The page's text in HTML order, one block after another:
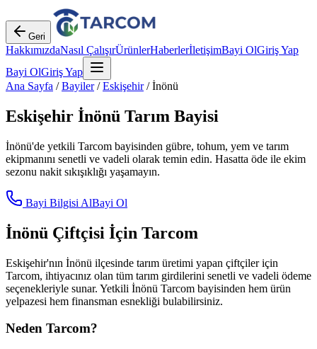
Geri
HakkımızdaNasıl ÇalışırÜrünlerHaberlerİletişimBayi OlGiriş Yap
Bayi OlGiriş Yap
Ana Sayfa /Bayiler/Eskişehir/İnönü
Eskişehir İnönü Tarım Bayisi
İnönü'de yetkili Tarcom bayisinden gübre, tohum, yem ve tarım
ekipmanını senetli ve vadeli olarak temin edin. Hasatta öde ile ekim
sezonu nakit sıkışıklığı yaşamayın.
Bayi Bilgisi AlBayi Ol
İnönü Çiftçisi İçin Tarcom
Eskişehir'nın İnönü ilçesinde tarım üretimi yapan çiftçiler için
Tarcom, ihtiyacınız olan tüm tarım girdilerini senetli ve vadeli ödeme
seçenekleriyle sunar. Yetkili İnönü Tarcom bayisinden hem ürün
yelpazesi hem finansman esnekliği bulabilirsiniz.
Neden Tarcom?